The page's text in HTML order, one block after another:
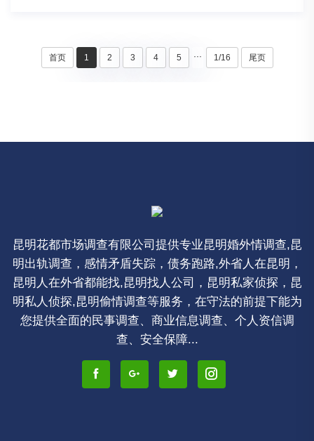
首页 1 2 3 4 5 ··· 1/16 尾页
昆明花都市场调查有限公司提供专业昆明婚外情调查,昆
明出轨调查，感情矛盾失踪，债务跑路,外省人在昆明，
昆明人在外省都能找,昆明找人公司，昆明私家侦探，昆
明私人侦探,昆明偷情调查等服务，在守法的前提下能为
您提供全面的民事调查、商业信息调查、个人资信调
查、安全保障...